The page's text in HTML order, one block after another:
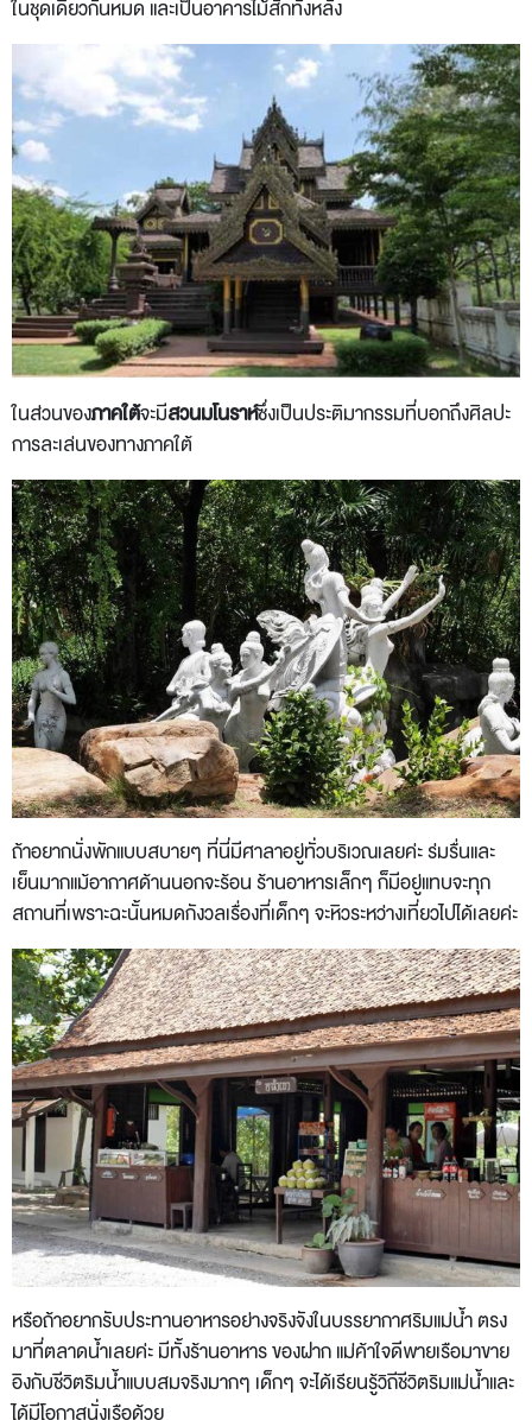
ในชุดเดียวกันหมด และเป็นอาคารไม้สักทั้งหลัง
ในส่วนของภาคใต้จะมีสวนมโนราห์ซึ่งเป็นประติมากรรมที่บอกถึงศิลปะ
การละเล่นของทางภาคใต้
ถ้าอยากนั่งพักแบบสบายๆ ที่นี่มีศาลาอยู่ทั่วบริเวณเลยค่ะ ร่มรื่นและ
เย็นมากแม้อากาศด้านนอกจะร้อน ร้านอาหารเล็กๆ ก็มีอยู่แทบจะทุก
สถานที่เพราะฉะนั้นหมดกังวลเรื่องที่เด็กๆ จะหิวระหว่างเที่ยวไปได้เลยค่ะ
หรือถ้าอยากรับประทานอาหารอย่างจริงจังในบรรยากาศริมแม่น้ำ ตรง
มาที่ตลาดน้ำเลยค่ะ มีทั้งร้านอาหาร ของฝาก แม่ค้าใจดีพายเรือมาขาย
อิงกับชีวิตริมน้ำแบบสมจริงมากๆ เด็กๆ จะได้เรียนรู้วิถีชีวิตริมแม่น้ำและ